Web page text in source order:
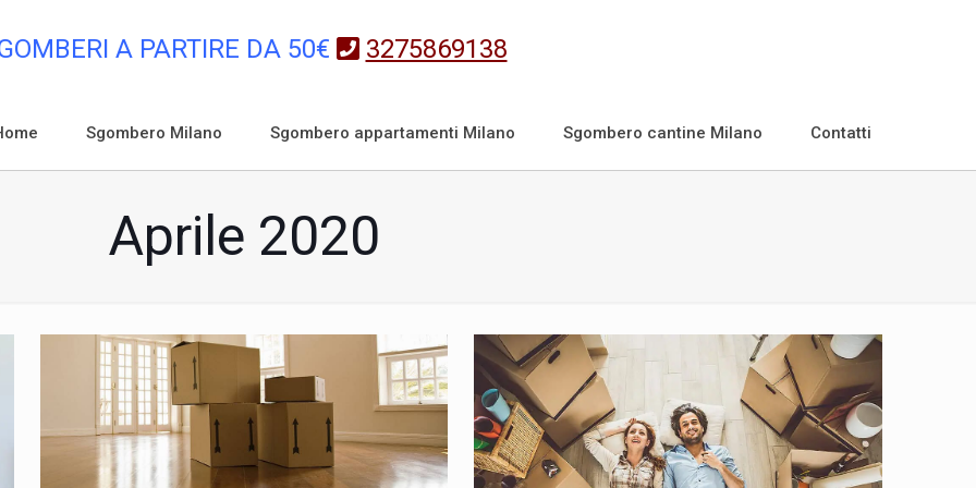
A PARTIRE DA 50€ 3275869138
Sgombero Milano Sgombero appartamenti Milano Sgombero cantine Milano Contatti
Aprile 2020